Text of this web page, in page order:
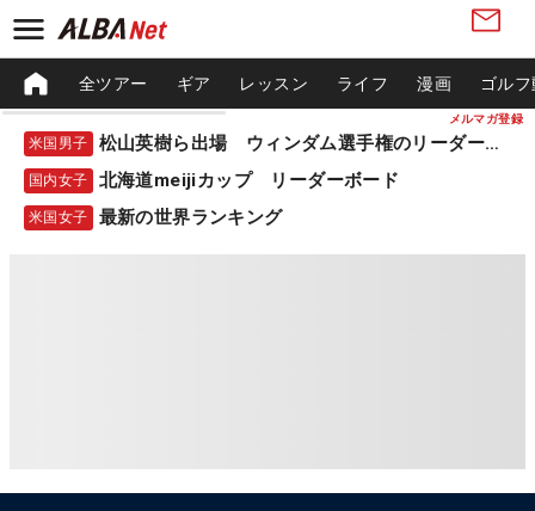
メルマガ登録
全ツアー ギア レッスン ライフ 漫画 ゴル
米国男子 松山英樹ら出場 ウィンダム選手権のリーダーボード
国内女子 北海道meijiカップ リーダーボード
米国女子 最新の世界ランキング